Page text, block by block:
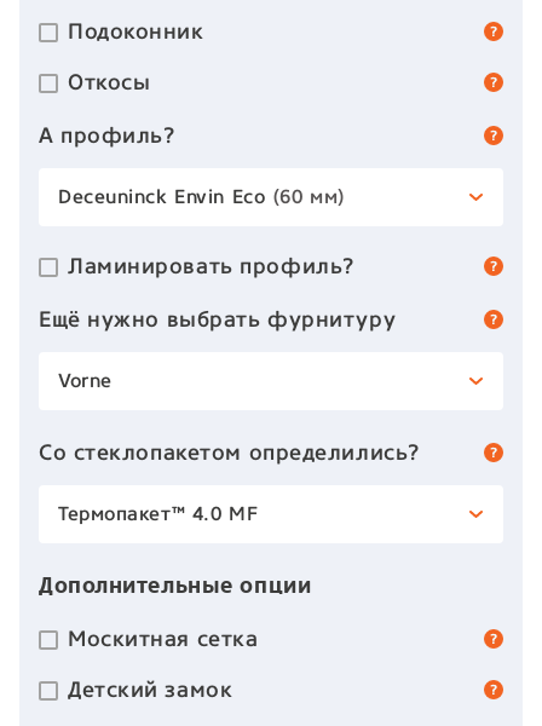
Подоконник
Откосы
А профиль?
Deceuninck Envin Eco (60 мм)
Ламинировать профиль?
Ещё нужно выбрать фурнитуру
Vorne
Со стеклопакетом определились?
Термопакет™ 4.0 MF
Дополнительные опции
Москитная сетка
Детский замок